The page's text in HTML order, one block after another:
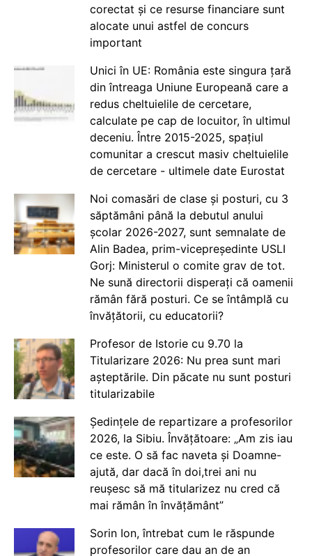
corectat și ce resurse financiare sunt
alocate unui astfel de concurs
important
Unici în UE: România este singura țară
din întreaga Uniune Europeană care a
redus cheltuielile de cercetare,
calculate pe cap de locuitor, în ultimul
deceniu. Între 2015-2025, spațiul
comunitar a crescut masiv cheltuielile
de cercetare - ultimele date Eurostat
Noi comasări de clase și posturi, cu 3
săptămâni până la debutul anului
școlar 2026-2027, sunt semnalate de
Alin Badea, prim-vicepreședinte USLI
Gorj: Ministerul o comite grav de tot.
Ne sună directorii disperați că oamenii
rămân fără posturi. Ce se întâmplă cu
învățătorii, cu educatorii?
Profesor de Istorie cu 9.70 la
Titularizare 2026: Nu prea sunt mari
așteptările. Din păcate nu sunt posturi
titularizabile
Ședințele de repartizare a profesorilor
2026, la Sibiu. Învățătoare: „Am zis iau
ce este. O să fac naveta și Doamne-
ajută, dar dacă în doi,trei ani nu
reușesc să mă titularizez nu cred că
mai rămân în învățământ”
Sorin Ion, întrebat cum le răspunde
profesorilor care dau an de an